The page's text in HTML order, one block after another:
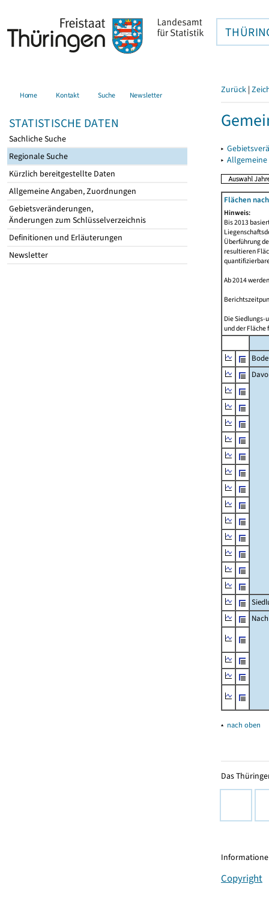
Home Kontakt Suche Newsletter
STATISTISCHE DATEN
Sachliche Suche
Regionale Suche
Kürzlich bereitgestellte Daten
Allgemeine Angaben, Zuordnungen
Gebietsveränderungen,
Änderungen zum Schlüsselverzeichnis
Definitionen und Erläuterungen
Newsletter
Zurück |
▸
▸
Flächen
Hinweis:
Bis 2013
Überführung
resultieren
Ab 2014
Die Siedlungs-
und der Fläche
▴ nach oben
Das
Copyright